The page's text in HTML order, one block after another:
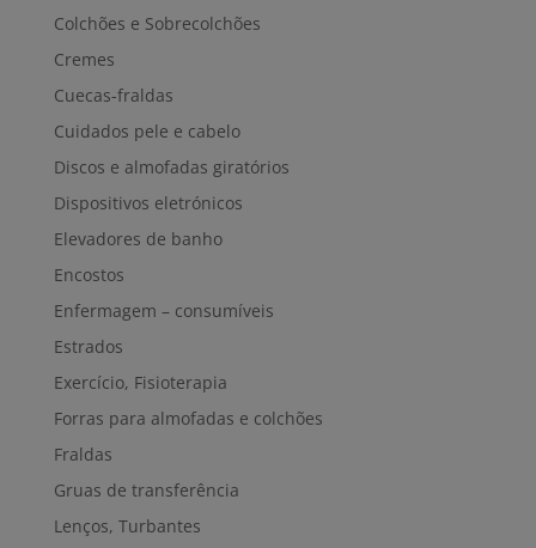
Colchões e Sobrecolchões
Cremes
Cuecas-fraldas
Cuidados pele e cabelo
Discos e almofadas giratórios
Dispositivos eletrónicos
Elevadores de banho
Encostos
Enfermagem – consumíveis
Estrados
Exercício, Fisioterapia
Forras para almofadas e colchões
Fraldas
Gruas de transferência
Lenços, Turbantes